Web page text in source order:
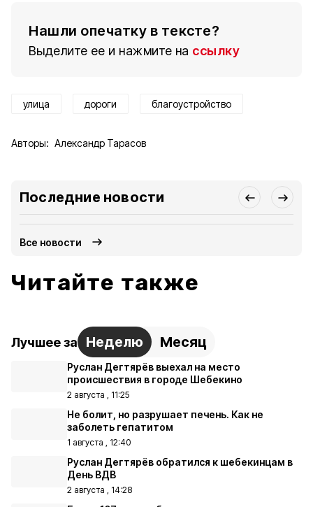
Нашли опечатку в тексте?
Выделите ее и нажмите на ссылку
улица дороги благоустройство
Авторы: Александр Тарасов
Последние новости
Все новости
Читайте также
Лучшее за Неделю Месяц
Руслан Дегтярёв выехал на место
происшествия в городе Шебекино
2 августа , 11:25
Не болит, но разрушает печень. Как не
заболеть гепатитом
1 августа , 12:40
Руслан Дегтярёв обратился к шебекинцам в
День ВДВ
2 августа , 14:28